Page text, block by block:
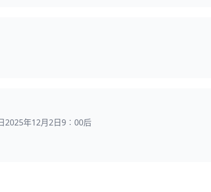
2025年12月2日9︰00后